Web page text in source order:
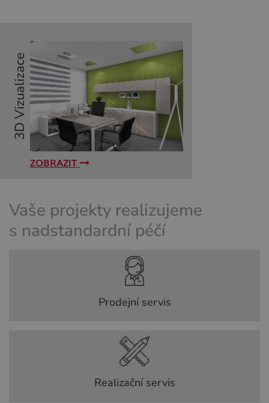
ZOBRAZIT
Vaše projekty realizujeme
s nadstandardní péčí
Prodejní servis
Realizační servis